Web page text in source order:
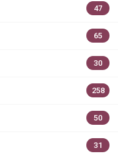
47
65
30
258
50
31